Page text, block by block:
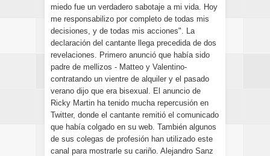
miedo fue un verdadero sabotaje a mi vida. Hoy
me responsabilizo por completo de todas mis
decisiones, y de todas mis acciones". La
declaración del cantante llega precedida de dos
revelaciones. Primero anunció que había sido
padre de mellizos - Matteo y Valentino-
contratando un vientre de alquiler y el pasado
verano dijo que era bisexual. El anuncio de
Ricky Martin ha tenido mucha repercusión en
Twitter, donde el cantante remitió el comunicado
que había colgado en su web. También algunos
de sus colegas de profesión han utilizado este
canal para mostrarle su cariño. Alejandro Sanz